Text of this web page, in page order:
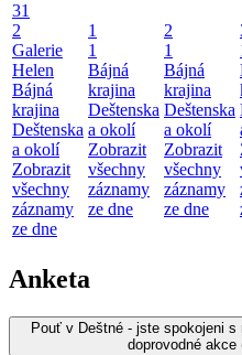
31
2
Galerie
Helen
Bájná
krajina
Deštenska
a okolí
Zobrazit
všechny
záznamy
ze dne
1
1
Bájná
krajina
Deštenska
a okolí
Zobrazit
všechny
záznamy
ze dne
2
1
Bájná
krajina
Deštenska
a okolí
Zobrazit
všechny
záznamy
ze dne
Anketa
Pouť v Deštné - jste spokojeni
doprovodné